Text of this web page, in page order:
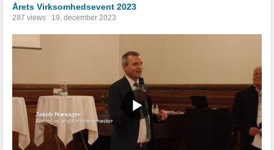
Årets Virksomhedsevent 2023
287 views 19. december 2023